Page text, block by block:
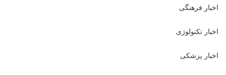
اخبار فرهنگی
اخبار تکنولوژی
اخبار پزشکی